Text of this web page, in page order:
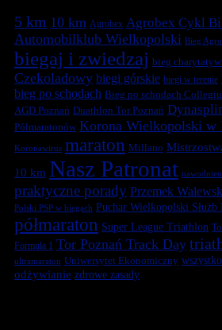
5 km 10 km Agrobex Agrobex Cykl
Automobilklub Wielkopolski Bieg
biegaj i zwiedzaj bieg
Czekoladowy biegi górskie biegi w terenie
bieg po schodach Bieg po schodach
AGD Poznań Duathlon Tor Poznań
Półmaratonów Korona Wielkopolski w
Koronawirus maraton Millano
10 km Nasz Patronat
praktyczne porady Przemek
Polski PSP w biegach Puchar Wielkopolski
półmaraton Super League Triathlon
Formuła 1 Tor Poznań Track Day
ultramaraton Uniwersytet Ekonomiczny
odżywianie zdrowe zasady